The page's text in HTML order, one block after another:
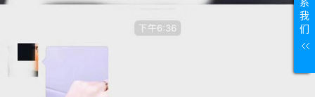
我
们